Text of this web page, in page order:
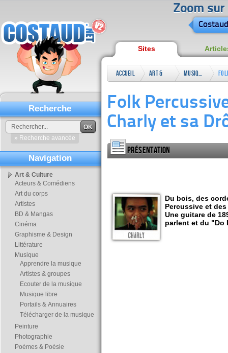
Zoom sur
Sites
Accueil
Art &
Musique
Folk
Charly et sa
Présentation
Du bois, des
Percussive et
Une guitare de
parlent et du "Do
Recherche
OK
» Recherche avancée
Navigation
Art & Culture
Acteurs & Comédiens
Art du corps
Artistes
BD & Mangas
Cinéma
Graphisme & Design
Littérature
Musique
Apprendre la musique
Artistes & groupes
Ecouter de la musique
Musique libre
Portails & Annuaires
Télécharger de la musique
Peinture
Photographie
Poèmes & Poésie